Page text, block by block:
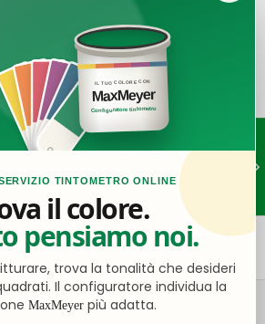
Assistenza dedicata
Consulta gli orari
Torna all’inizio
IL TUO COLORE CON
MaxMeyer
Configuratore tintometro
TINTOMETRO ONLINE
il colore.
pensiamo noi.
trova la tonalità che desideri
Il configuratore individua la
MaxMeyer più adatta.